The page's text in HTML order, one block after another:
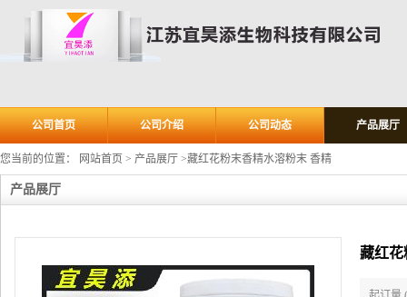
公司首页 公司介绍 公司动态 产品展厅
您当前的位置： 网站首页 > 产品展厅 >藏红花粉末香精水溶粉末 香精
产品展厅
藏红花